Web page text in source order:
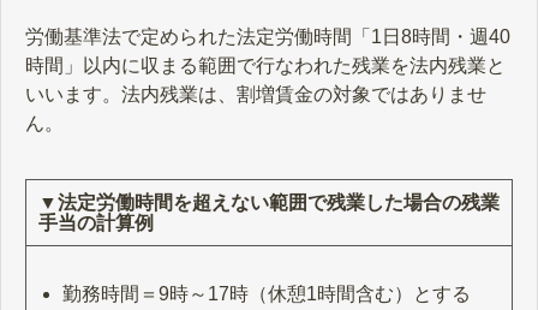
労働基準法で定められた法定労働時間「1日8時間・週40
時間」以内に収まる範囲で行なわれた残業を法内残業と
いいます。法内残業は、割増賃金の対象ではありませ
ん。
▼法定労働時間を超えない範囲で残業した場合の残業
手当の計算例
勤務時間＝9時～17時（休憩1時間含む）とする